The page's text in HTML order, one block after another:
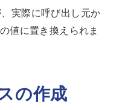
実際に呼び出し元か
値に置き換えられま
の作成